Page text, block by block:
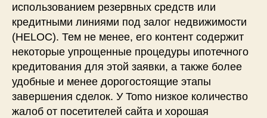
использованием резервных средств или
кредитными линиями под залог недвижимости
(HELOC). Тем не менее, его контент содержит
некоторые упрощенные процедуры ипотечного
кредитования для этой заявки, а также более
удобные и менее дорогостоящие этапы
завершения сделок. У Tomo низкое количество
жалоб от посетителей сайта и хорошая